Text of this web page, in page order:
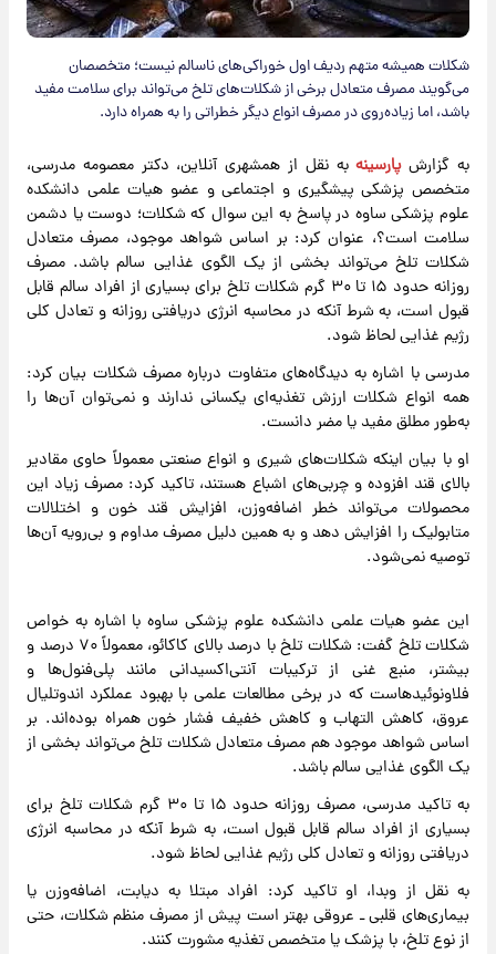
شکلات همیشه متهم ردیف اول خوراکی‌های ناسالم نیست؛ متخصصان
می‌گویند مصرف متعادل برخی از شکلات‌های تلخ می‌تواند برای سلامت مفید
باشد، اما زیاده‌روی در مصرف انواع دیگر خطراتی را به همراه دارد.
به گزارش پارسینهبه نقل از همشهری آنلاین، دکتر معصومه مدرسی،
متخصص پزشکی پیشگیری و اجتماعی و عضو هیات علمی دانشکده
علوم پزشکی ساوه در پاسخ به این سوال که شکلات؛ دوست یا دشمن
سلامت است؟، عنوان کرد: بر اساس شواهد موجود، مصرف متعادل
شکلات تلخ می‌تواند بخشی از یک الگوی غذایی سالم باشد. مصرف
روزانه حدود ۱۵ تا ۳۰ گرم شکلات تلخ برای بسیاری از افراد سالم قابل
قبول است، به شرط آنکه در محاسبه انرژی دریافتی روزانه و تعادل کلی
رژیم غذایی لحاظ شود.
مدرسی با اشاره به دیدگاه‌های متفاوت درباره مصرف شکلات بیان کرد:
همه انواع شکلات ارزش تغذیه‌ای یکسانی ندارند و نمی‌توان آن‌ها را
به‌طور مطلق مفید یا مضر دانست.
او با بیان اینکه شکلات‌های شیری و انواع صنعتی معمولاً حاوی مقادیر
بالای قند افزوده و چربی‌های اشباع هستند، تاکید کرد: مصرف زیاد این
محصولات می‌تواند خطر اضافه‌وزن، افزایش قند خون و اختلالات
متابولیک را افزایش دهد و به همین دلیل مصرف مداوم و بی‌رویه آن‌ها
توصیه نمی‌شود.
این عضو هیات علمی دانشکده علوم پزشکی ساوه با اشاره به خواص
شکلات تلخ گفت: شکلات تلخ با درصد بالای کاکائو، معمولاً ۷۰ درصد و
بیشتر، منبع غنی از ترکیبات آنتی‌اکسیدانی مانند پلی‌فنول‌ها و
فلاونوئیدهاست که در برخی مطالعات علمی با بهبود عملکرد اندوتلیال
عروق، کاهش التهاب و کاهش خفیف فشار خون همراه بوده‌اند. بر
اساس شواهد موجود هم مصرف متعادل شکلات تلخ می‌تواند بخشی از
یک الگوی غذایی سالم باشد.
به تاکید مدرسی، مصرف روزانه حدود ۱۵ تا ۳۰ گرم شکلات تلخ برای
بسیاری از افراد سالم قابل قبول است، به شرط آنکه در محاسبه انرژی
دریافتی روزانه و تعادل کلی رژیم غذایی لحاظ شود.
به نقل از وبدا، او تاکید کرد: افراد مبتلا به دیابت، اضافه‌وزن یا
بیماری‌های قلبی ـ عروقی بهتر است پیش از مصرف منظم شکلات، حتی
از نوع تلخ، با پزشک یا متخصص تغذیه مشورت کنند.